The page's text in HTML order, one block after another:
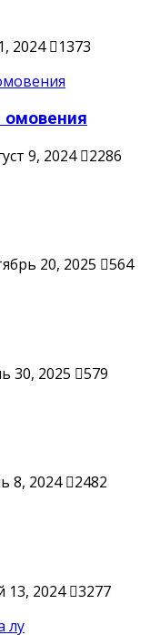
2024 1373
омовения
9, 2024 2286
20, 2025 564
30, 2025 579
8, 2024 2482
13, 2024 3277